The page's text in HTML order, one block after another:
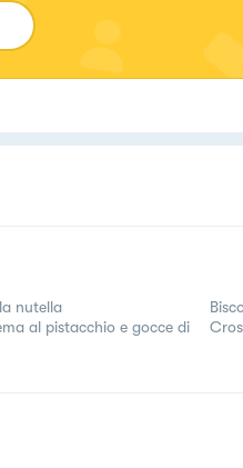
nutella
al pistacchio e gocce di